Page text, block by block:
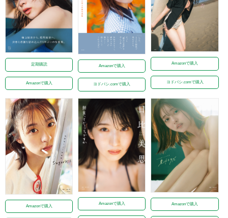
定期購読
Amazonで購入
Amazonで購入
ヨドバシ.comで購入
Amazonで購入
ヨドバシ.comで購入
Amazonで購入
Amazonで購入 Amazonで購入